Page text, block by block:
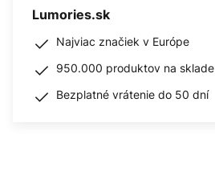
Lumories.sk
Najviac značiek v Európe
950.000 produktov na sklade
Bezplatné vrátenie do 50 dní